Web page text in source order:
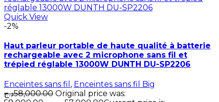
Quick View
-2%
Haut parleur portable de haute qualité à batterie
rechargeable avec 2 microphone sans fil et
trépied réglable 13000W DUNTH DU-SP2206
Enceintes sans fil , Enceintes sans fil Big
58,000.00د.ج
Original price was: